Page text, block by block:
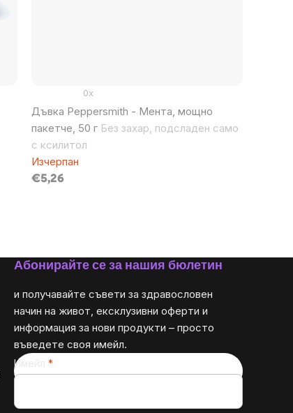
Дъвка Peppersmith - Мента, мощно
пакетче, 50 г Без захар, подсладен само
с ксилитол
0x
Изчерпан
€5,26
Абонирайте се за нашия бюлетин
и получавайте съвети за здравословен
начин на живот, ексклузивни оферти и
информация за нови продукти – просто
въведете своя имейл.
Имейл